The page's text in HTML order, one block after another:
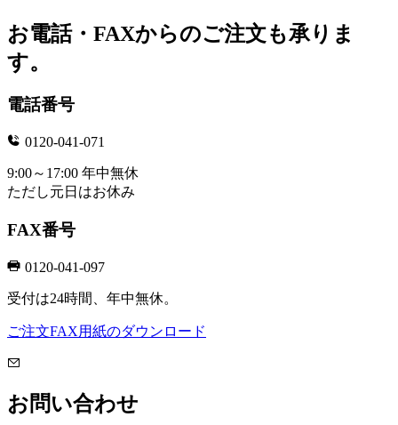
お電話・FAXからのご注文も承りま
す。
電話番号
0120-041-071
9:00～17:00 年中無休
ただし元日はお休み
FAX番号
0120-041-097
受付は24時間、年中無休。
ご注文FAX用紙のダウンロード
お問い合わせ